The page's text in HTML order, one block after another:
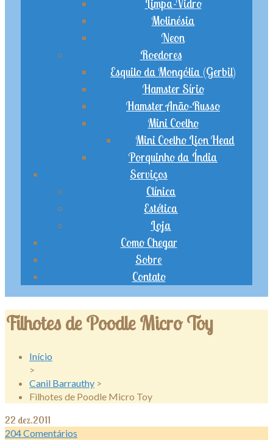
Limpa-Vidro
Molinésia
Neon
Roedores
Esquilo da Mongólia (Gerbil)
Hamster Sírio
Hamster Anão-Russo
Mini Coelho
Mini Coelho Lion Head
Porquinho da Índia
Serviços
Clínica
Estética
Loja
Como Chegar
Sobre
Contato
Filhotes de Poodle Micro Toy
Início
>
Canil Barrauthy >
Filhotes de Poodle Micro Toy
22 dez.2011
204Comentários